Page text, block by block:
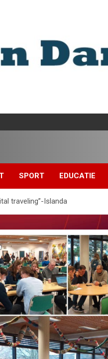
SPORT EDUCATIE
traveling”-Islanda